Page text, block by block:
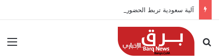
آلية سعودية تربط الحضور باجتياز الدورات
بحث عن